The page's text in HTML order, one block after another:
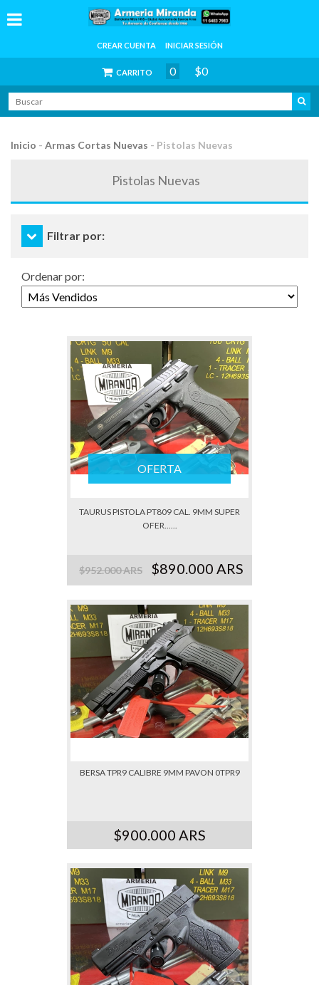
CREAR CUENTA INICIAR SESIÓN
CARRITO 0 $0
Inicio - Armas Cortas Nuevas - Pistolas Nuevas
Pistolas Nuevas
Filtrar por:
Ordenar por:
OFERTA
TAURUS PISTOLA PT809 CAL. 9MM SUPER
OFER......
$952.000 ARS $890.000 ARS
BERSA TPR9 CALIBRE 9MM PAVON 0TPR9
$900.000 ARS